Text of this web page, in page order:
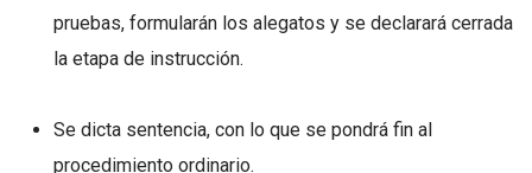
pruebas, formularán los alegatos y se declarará cerrada
la etapa de instrucción.
Se dicta sentencia, con lo que se pondrá fin al
procedimiento ordinario.